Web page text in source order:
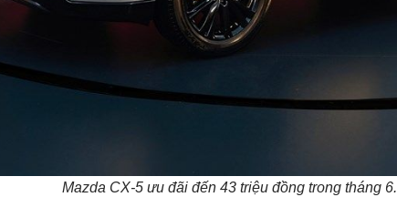
Mazda CX-5 ưu đãi đến 43 triệu đồng trong tháng 6.